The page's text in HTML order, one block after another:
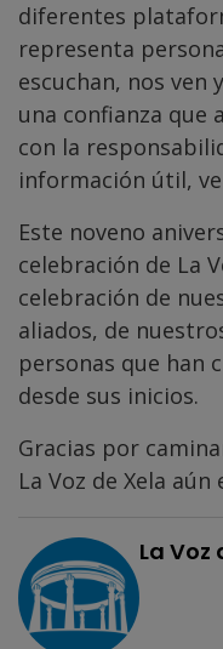
diferentes
representa
escuchan, nos ven
una confianza que
con la
información útil,
Este noveno
celebración de La
celebración de
aliados, de
personas que han
desde sus inicios.
Gracias por
La Voz de Xela
La Voz